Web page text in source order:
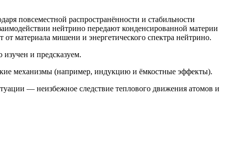
повсеместной распространённости и стабильности
нейтрино передают конденсированной материи
материала мишени и энергетического спектра нейтрино.
и предсказуем.
механизмы (например, индукцию и ёмкостные эффекты).
— неизбежное следствие теплового движения атомов и